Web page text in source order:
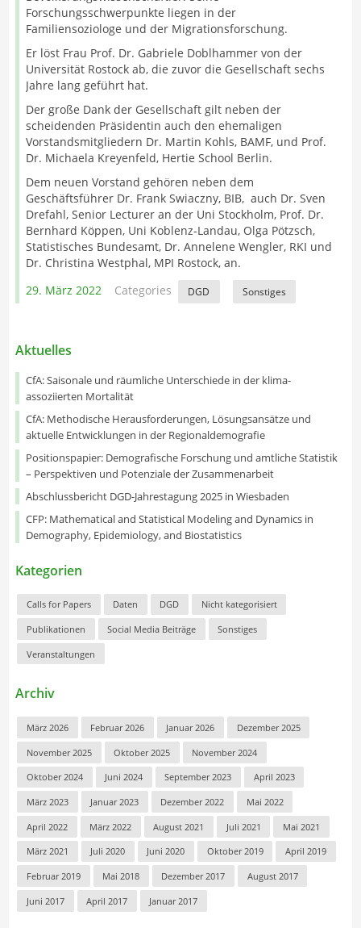
Forschungsschwerpunkte liegen in der
Familiensoziologe und der Migrationsforschung.
Er löst Frau Prof. Dr. Gabriele Doblhammer von der
Universität Rostock ab, die zuvor die Gesellschaft sechs
Jahre lang geführt hat.
Der große Dank der Gesellschaft gilt neben der
scheidenden Präsidentin auch den ehemaligen
Vorstandsmitgliedern Dr. Martin Kohls, BAMF, und Prof.
Dr. Michaela Kreyenfeld, Hertie School Berlin.
Dem neuen Vorstand gehören neben dem
Geschäftsführer Dr. Frank Swiaczny, BIB, auch Dr. Sven
Drefahl, Senior Lecturer an der Uni Stockholm, Prof. Dr.
Bernhard Köppen, Uni Koblenz-Landau, Olga Pötzsch,
Statistisches Bundesamt, Dr. Annelene Wengler, RKI und
Dr. Christina Westphal, MPI Rostock, an.
29. März 2022
Categories DGD Sonstiges
Aktuelles
CfA: Saisonale und räumliche Unterschiede in der klima-
assoziierten Mortalität
CfA: Methodische Herausforderungen, Lösungsansätze und
aktuelle Entwicklungen in der Regionaldemografie
Positionspapier: Demografische Forschung und amtliche Statistik
– Perspektiven und Potenziale der Zusammenarbeit
Abschlussbericht DGD-Jahrestagung 2025 in Wiesbaden
CFP: Mathematical and Statistical Modeling and Dynamics in
Demography, Epidemiology, and Biostatistics
Kategorien
Calls for Papers Daten DGD Nicht kategorisiert
Publikationen Social Media Beiträge Sonstiges
Veranstaltungen
Archiv
März 2026 Februar 2026 Januar 2026 Dezember 2025
November 2025 Oktober 2025 November 2024
Oktober 2024 Juni 2024 September 2023 April 2023
März 2023 Januar 2023 Dezember 2022 Mai 2022
April 2022 März 2022 August 2021 Juli 2021 Mai 2021
März 2021 Juli 2020 Juni 2020 Oktober 2019 April 2019
Februar 2019 Mai 2018 Dezember 2017 August 2017
Juni 2017 April 2017 Januar 2017